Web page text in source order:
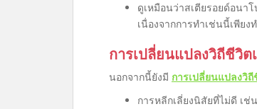
ดูเหมือนว่าสเตียรอยด์อนา
เนื่องจากการทำเช่นนี้เพีย
การเปลี่ยนแปลงวิถีชีวิ
นอกจากนี้ยังมี การเปลี่ยนแปลงวิ
การหลีกเลี่ยงนิสัยที่ไม่ดี เ